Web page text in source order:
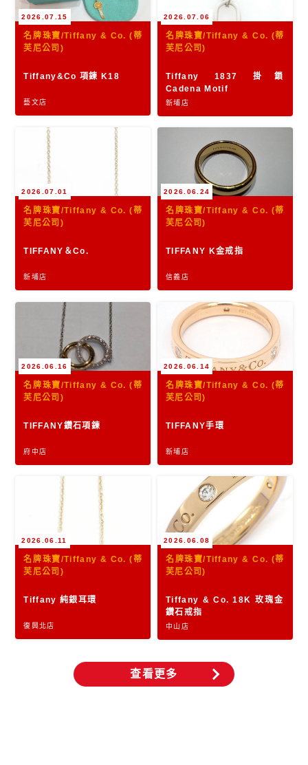
2026.07.15
名牌珠寶/Tiffany & Co. (蒂
芙尼公司)
Tiffany&Co 項鍊 K18
藝文店
2026.07.06
名牌珠寶/Tiffany & Co. (蒂
芙尼公司)
Tiffany 1837 掛鎖
Cadena Motif
新埔店
2026.07.01
名牌珠寶/Tiffany & Co. (蒂
芙尼公司)
TIFFANY＆Co.
新埔店
2026.06.24
名牌珠寶/Tiffany & Co. (蒂
芙尼公司)
TIFFANY K金戒指
信義店
2026.06.16
名牌珠寶/Tiffany & Co. (蒂
芙尼公司)
TIFFANY鑽石項鍊
府中店
2026.06.14
名牌珠寶/Tiffany & Co. (蒂
芙尼公司)
TIFFANY手環
新埔店
2026.06.11
名牌珠寶/Tiffany & Co. (蒂
芙尼公司)
Tiffany 純銀耳環
復興北店
2026.06.08
名牌珠寶/Tiffany & Co. (蒂
芙尼公司)
Tiffany & Co. 18K 玫瑰金
鑽石戒指
中山店
查看更多